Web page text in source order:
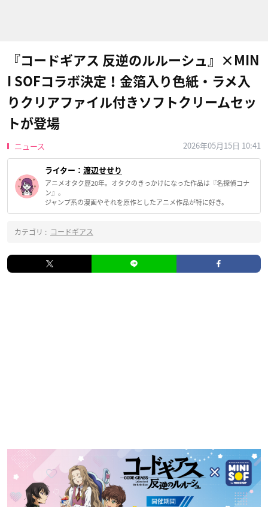
『コードギアス 反逆のルルーシュ』×MIN
I SOFコラボ決定！金箔入り色紙・ラメ入
りクリアファイル付きソフトクリームセッ
トが登場
ニュース 2026年05月15日 10:41
ライター： 渡辺せせり
アニメオタク歴20年。オタクのきっかけになった作品は『名探偵コナ
ン』。
ジャンプ系の漫画やそれを原作としたアニメ作品が特に好き。
カテゴリ : コードギアス